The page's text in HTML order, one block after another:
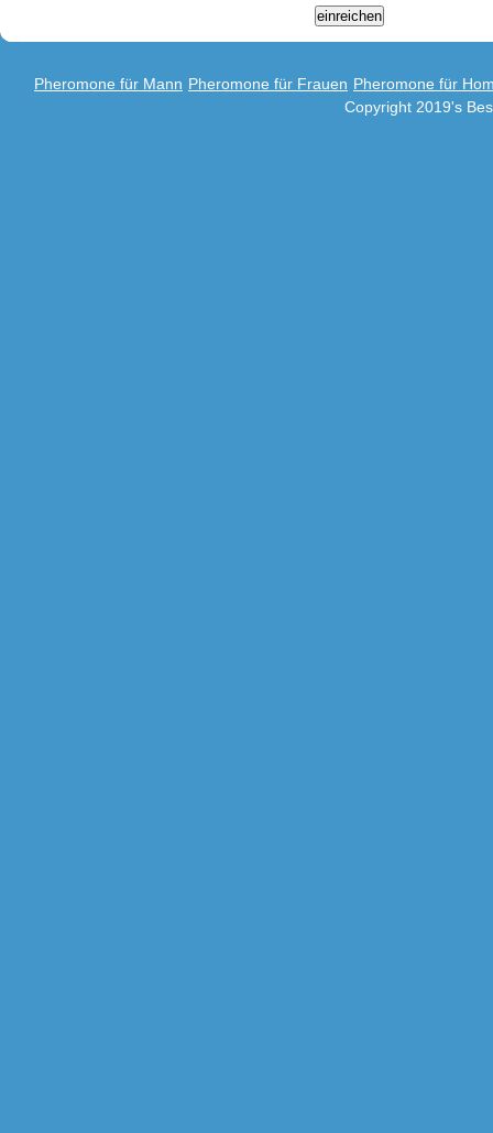
Pheromone für Mann Pheromone für Frauen Pheromone für
Copyright 2019's